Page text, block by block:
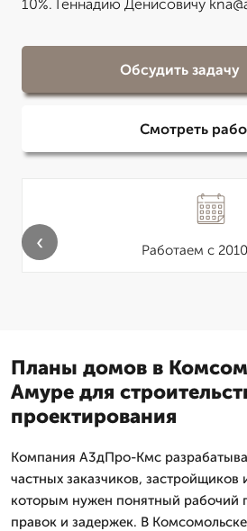
10%. Геннадию Денисовичу
Обсудить задачу
Смотреть
Работаем с
‹
Планы домов в
Амуре для
проектирования
Компания А3дПро-Кмс
частных заказчиков, застройщиков
которым нужен понятный рабочий
правок и задержек. В